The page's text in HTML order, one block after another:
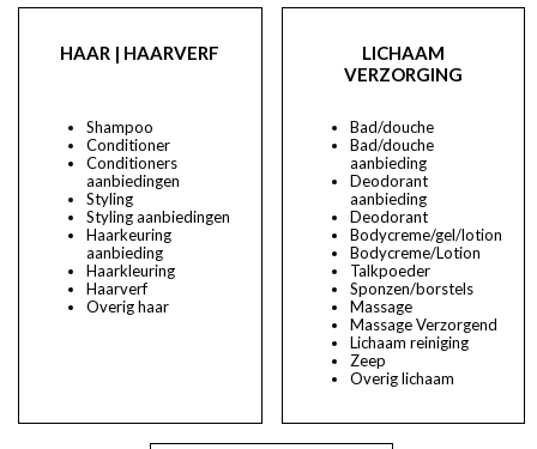
HAAR | HAARVERF
Shampoo
Conditioner
Conditioners
aanbiedingen
Styling
Styling aanbiedingen
Haarkeuring
aanbieding
Haarkleuring
Haarverf
Overig haar
LICHAAM
VERZORGING
Bad/douche
Bad/douche
aanbieding
Deodorant
aanbieding
Deodorant
Bodycreme/gel/lotion
Bodycreme/Lotion
Talkpoeder
Sponzen/borstels
Massage
Massage Verzorgend
Lichaam reiniging
Zeep
Overig lichaam